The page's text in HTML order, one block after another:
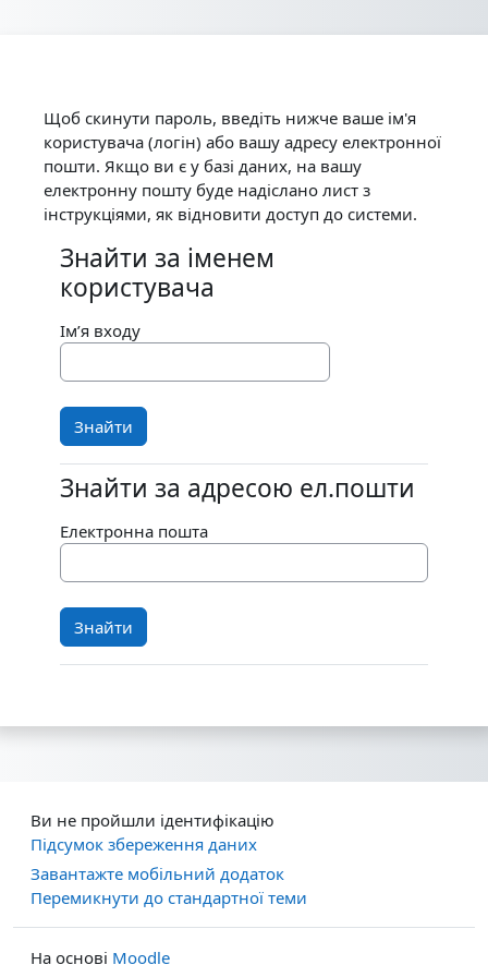
Щоб скинути пароль, введіть нижче ваше ім'я
користувача (логін) або вашу адресу електронної
пошти. Якщо ви є у базі даних, на вашу
електронну пошту буде надіслано лист з
інструкціями, як відновити доступ до системи.
Знайти за іменем користувача
Знайти за іменем
користувача
Ім’я входу
Знайти за адресою ел.пошти
Знайти за адресою ел.пошти
Електронна пошта
Ви не пройшли ідентифікацію
Підсумок збереження даних
Завантажте мобільний додаток
Перемикнути до стандартної теми
На основі Moodle